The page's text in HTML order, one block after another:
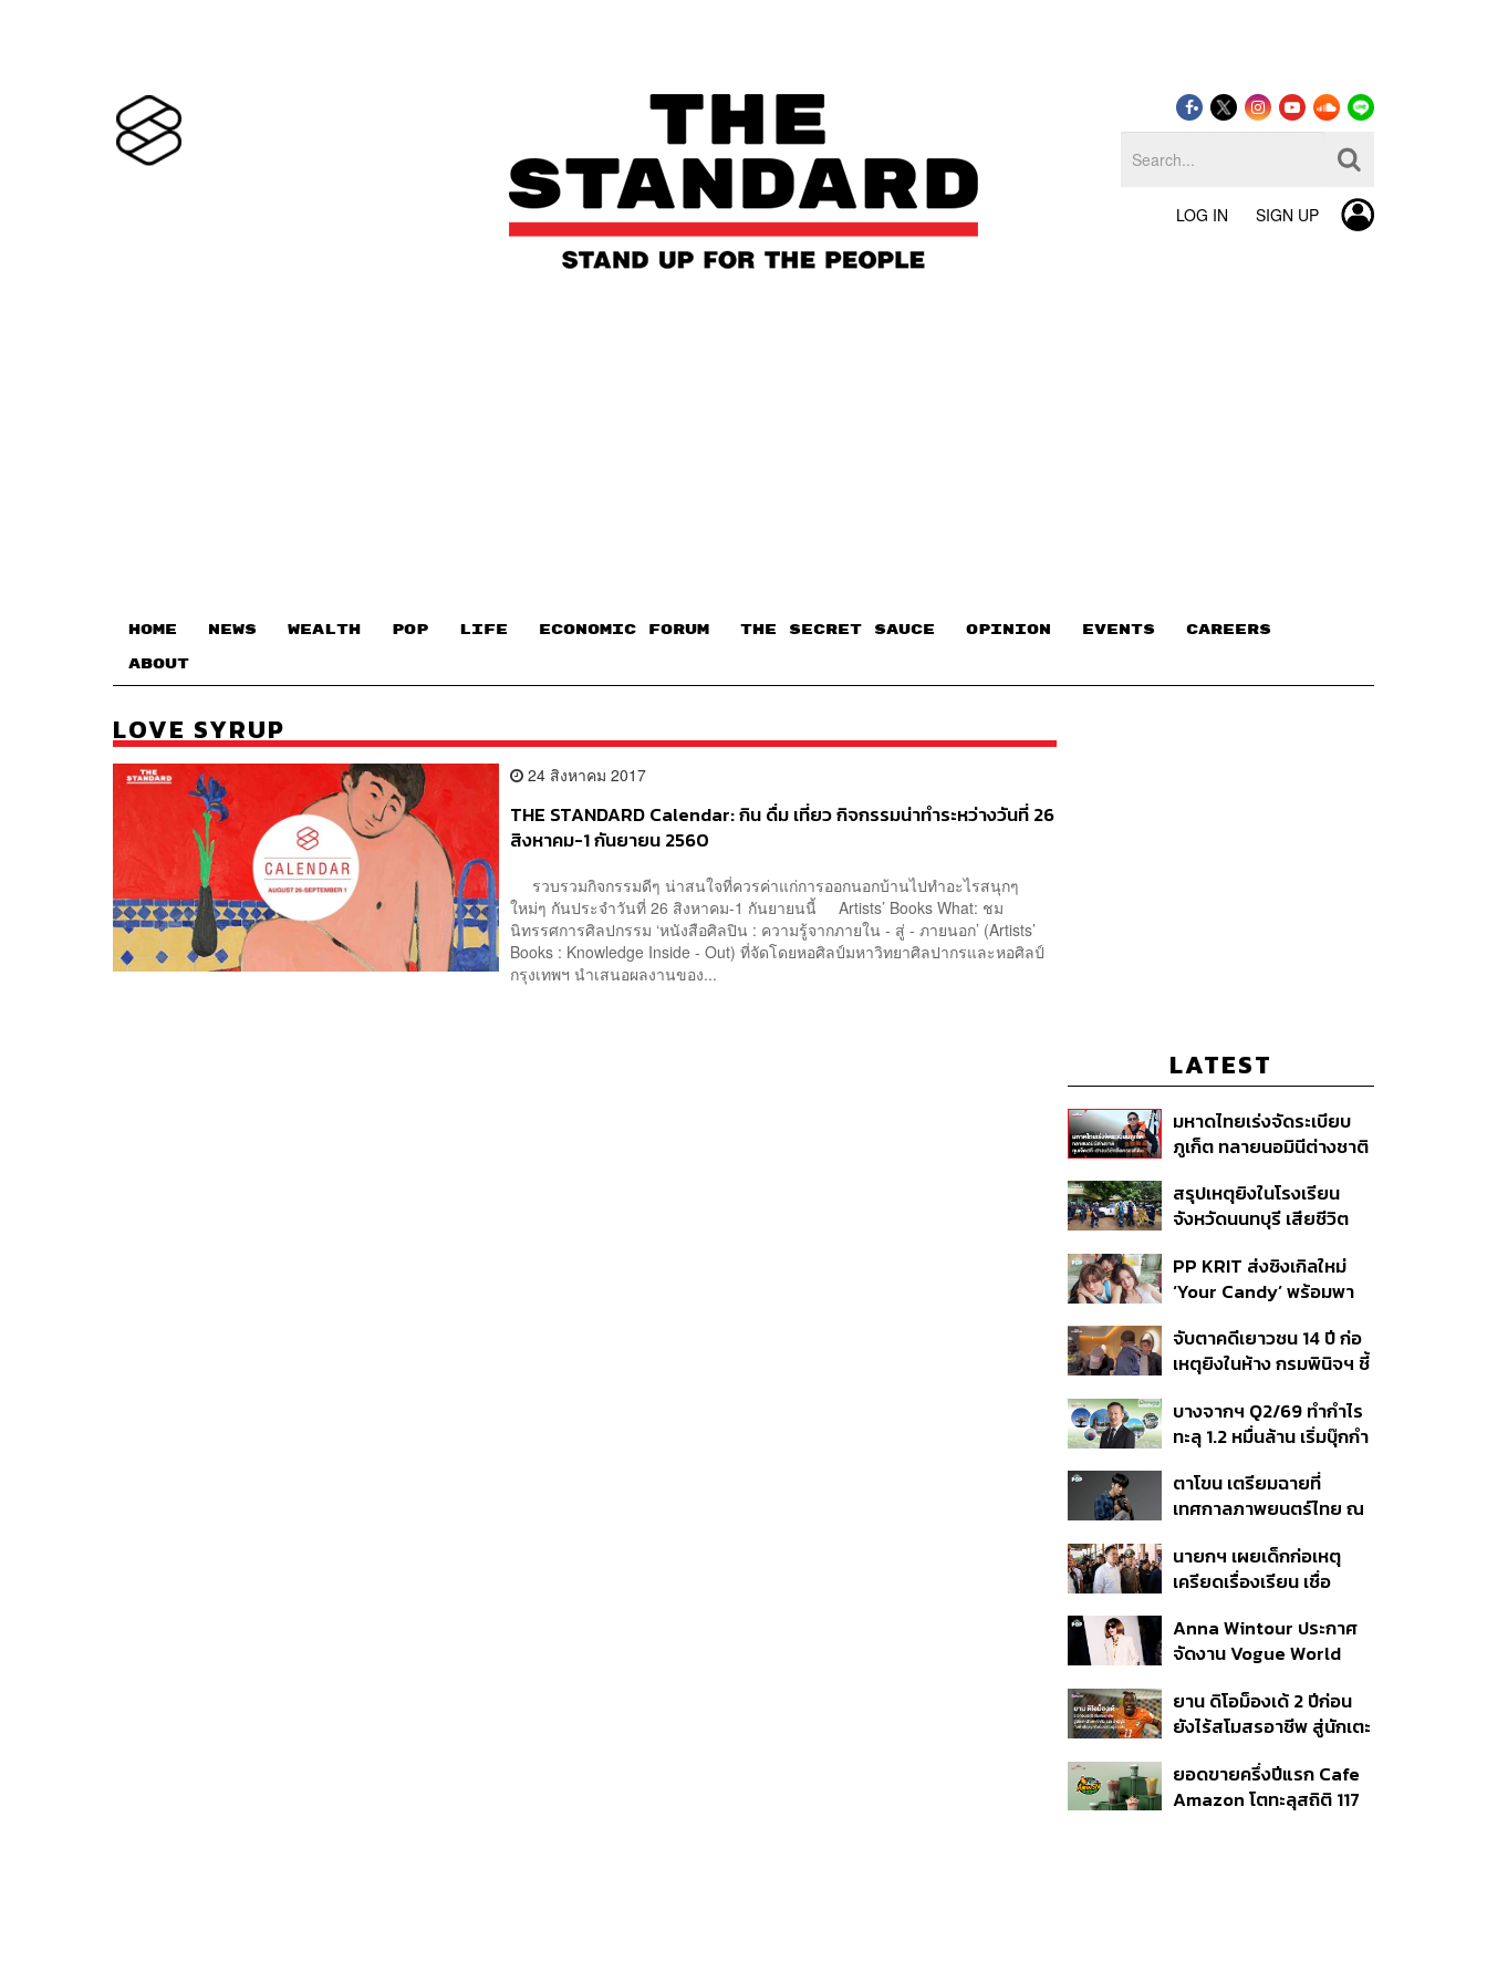
LOG IN SIGN UP
HOME NEWS WEALTH POP LIFE ECONOMIC FORUM THE SECRET SAUCE​ OPINION EVENTS CAREERS
ABOUT
LOVE SYRUP
24 สิงหาคม 2017
THE STANDARD Calendar: กิน ดื่ม เที่ยว กิจกรรมน่าทำระหว่างวันที่ 26
สิงหาคม-1 กันยายน 2560
รวบรวมกิจกรรมดีๆ น่าสนใจที่ควรค่าแก่การออกนอกบ้านไปทำอะไรสนุกๆ
ใหม่ๆ กันประจำวันที่ 26 สิงหาคม-1 กันยายนนี้ Artists’ Books What: ชม
นิทรรศการศิลปกรรม ‘หนังสือศิลปิน : ความรู้จากภายใน - สู่ - ภายนอก’ (Artists’
Books : Knowledge Inside - Out) ที่จัดโดยหอศิลป์มหาวิทยาศิลปากรและหอศิลป์
กรุงเทพฯ นำเสนอผลงานของ...
LATEST
มหาดไทยเร่งจัดระเบียบ
ภูเก็ต ทลายนอมินีต่างชาติ
ที่ดิน เคลียร์ใบอนุญาต
โรงแรมค้าง 7 ปี
สรุปเหตุยิงในโรงเรียน
จังหวัดนนทบุรี เสียชีวิต
ปมค้นประวัติคดีกราดยิงที่
สหรัฐฯ
PP KRIT ส่งซิงเกิลใหม่
‘Your Candy’ พร้อมพา
สิกวิดีโอ
จับตาคดีเยาวชน 14 ปี ก่อ
เหตุยิงในห้าง กรมพินิจฯ ชี้
เนื่อง ประเมินปล่อยตัว
บางจากฯ Q2/69 ทำกำไร
ทะลุ 1.2 หมื่นล้าน เริ่มบุ๊กกำ
แรก หนุนรายได้ครึ่งปีทะลุ
3.2 แสนล้าน
ตาโขน เตรียมฉายที่
เทศกาลภาพยนตร์ไทย ณ
นายกฯ เผยเด็กก่อเหตุ
เครียดเรื่องเรียน เชื่อ
กระสุนอีกกว่า 30 นัด หาก
ไม่จบชีวิตตัวเองอาจสูญ
Anna Wintour ประกาศ
จัดงาน Vogue World
ยาน ดิโอม็องเด้ 2 ปีก่อน
ยังไร้สโมสรอาชีพ สู่นักเตะ
สัญญาถึงน้องสาวผู้ล่วง
ลับ
ยอดขายครึ่งปีแรก Cafe
Amazon โตทะลุสถิติ 117